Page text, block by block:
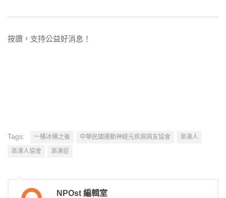
按讚，支持公益好消息！
Tags: 一桶冰桶之後 中華民國運動神經元疾病病友協會
漸凍人
漸凍人協會
漸凍症
NPOst 編輯室